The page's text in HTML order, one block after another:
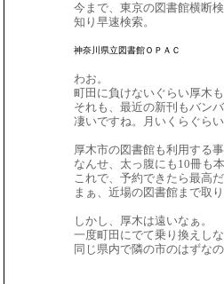
今まで、東京の図書館横断
知り早速検索。
神奈川県立図書館ＯＰＡＣ
わお。
町田に負けないぐらい厚木
それも、最近の新刊もバン
凄いですね。月いくらぐら
厚木市の図書館も利用する
なんせ、太っ腹にも10冊も
これで、予約できたら最高
まぁ、近場の図書館まで取
しかし、厚木は遠いなぁ。
一度町田にでて乗り換えし
同じ県内で隣の市のはずな